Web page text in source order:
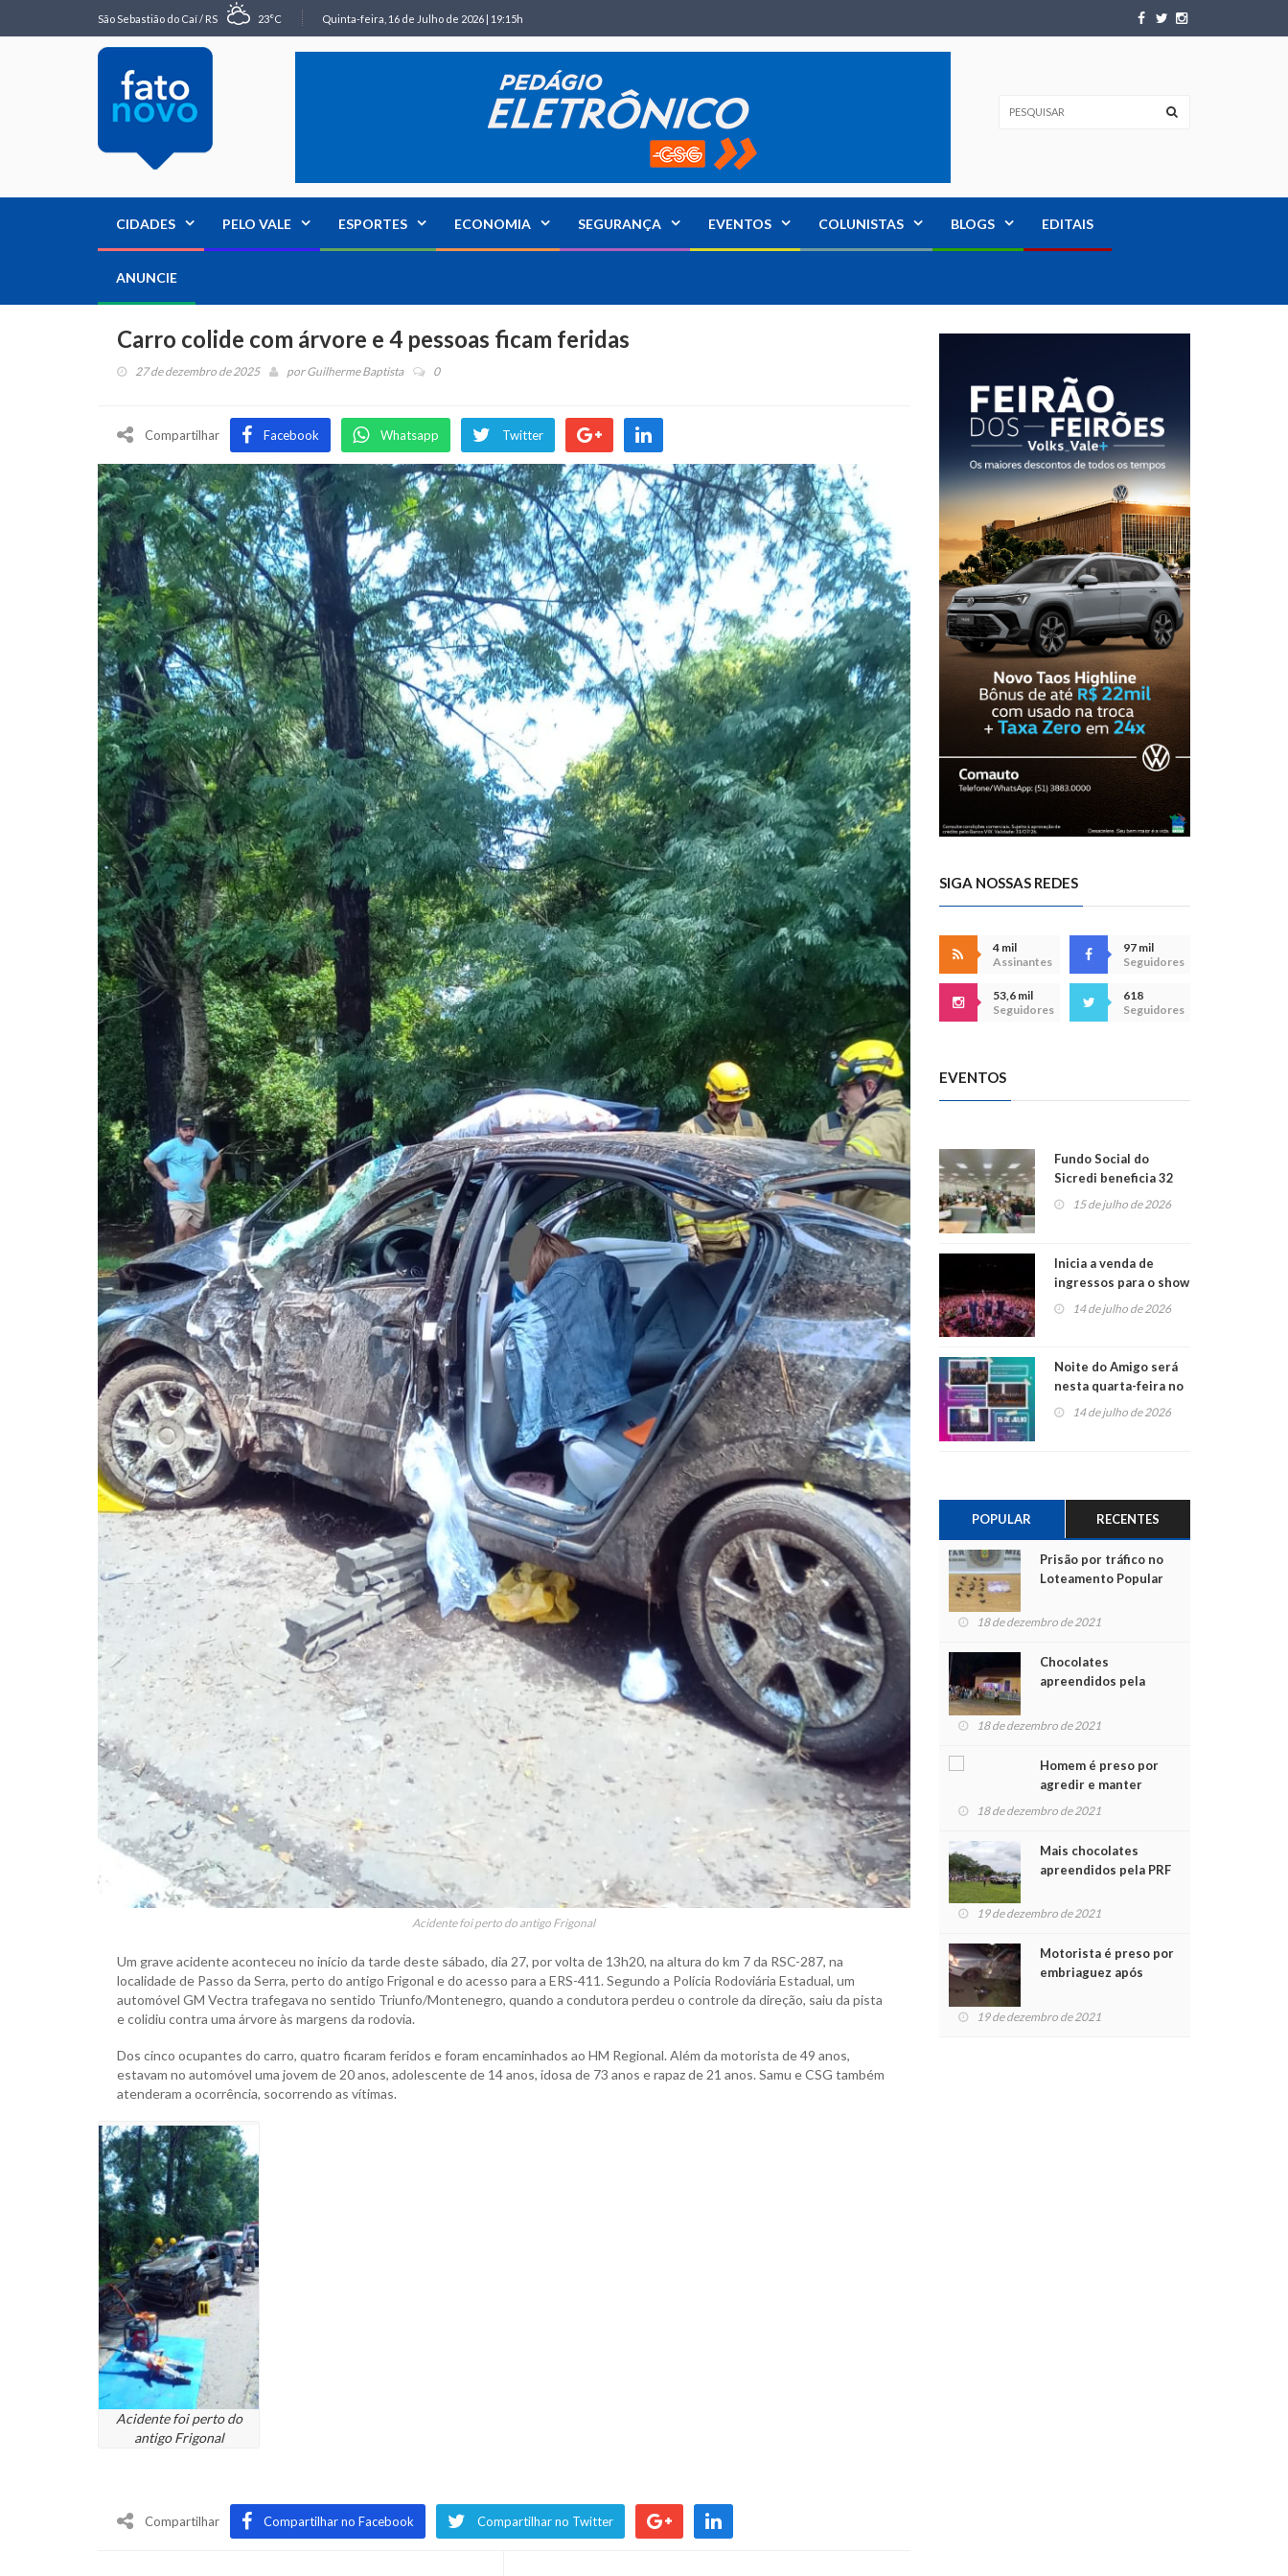
São Sebastião do Caí / RS 23°C Quinta-feira, 16 de Julho de 2026 | 19:15h
CIDADES PELO VALE ESPORTES ECONOMIA SEGURANÇA EVENTOS COLUNISTAS BLOGS EDITAIS
ANUNCIE
Carro colide com árvore e 4 pessoas ficam feridas
27 de dezembro de 2025 porGuilherme Baptista 0
Compartilhar Facebook Whatsapp Twitter
Acidente foi perto do antigo Frigonal
Um grave acidente aconteceu no início da tarde deste sábado, dia 27, por volta de 13h20, na altura do km 7 da RSC-287, na
localidade de Passo da Serra, perto do antigo Frigonal e do acesso para a ERS-411. Segundo a Polícia Rodoviária Estadual, um
automóvel GM Vectra trafegava no sentido Triunfo/Montenegro, quando a condutora perdeu o controle da direção, saiu da pista
e colidiu contra uma árvore às margens da rodovia.
Dos cinco ocupantes do carro, quatro ficaram feridos e foram encaminhados ao HM Regional. Além da motorista de 49 anos,
estavam no automóvel uma jovem de 20 anos, adolescente de 14 anos, idosa de 73 anos e rapaz de 21 anos. Samu e CSG também
atenderam a ocorrência, socorrendo as vítimas.
Acidente foi perto do
antigo Frigonal
Compartilhar Compartilhar no Facebook Compartilhar no Twitter
SIGA NOSSAS REDES
4 mil
Assinantes
97 mil
Seguidores
53,6 mil
Seguidores
618
Seguidores
EVENTOS
Fundo Social do
Sicredi beneficia 32
projetos em
15 de julho de 2026
Inicia a venda de
ingressos para o show
do Jota Quest nos 45
anos da Sicredi Ouro
14 de julho de 2026
Noite do Amigo será
nesta quarta-feira no
Centro de Cultura de
14 de julho de 2026
POPULAR RECENTES
Prisão por tráfico no
Loteamento Popular
18 de dezembro de 2021
Chocolates
apreendidos pela
para crianças na
18 de dezembro de 2021
Homem é preso por
agredir e manter
mulher em cárcere
18 de dezembro de 2021
Mais chocolates
apreendidos pela PRF
crianças no Natal
19 de dezembro de 2021
Motorista é preso por
embriaguez após
feridos
19 de dezembro de 2021